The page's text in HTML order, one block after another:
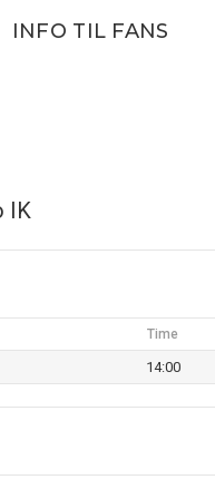
INFO TIL FANS
IK
Time
14:00